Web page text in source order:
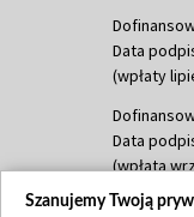
Data
(wpłaty
Data
(wpłata
Szanujemy Twoją